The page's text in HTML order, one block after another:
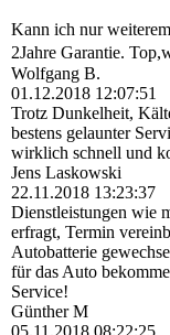
Kann ich nur
2Jahre Garantie.
Wolfgang B.
01.12.2018 12:07:51
Trotz Dunkelheit,
bestens gelaunter
wirklich schnell und
Jens Laskowski
22.11.2018 13:23:37
Dienstleistungen wie
erfragt, Termin
Autobatterie
für das Auto
Service!
Günther M
05.11.2018 08:22:25